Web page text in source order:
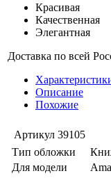
Красивая
Качественная
Элегантная
Доставка по всей
Описание
Похожие
Артикул 39105
Тип обложки
Для модели